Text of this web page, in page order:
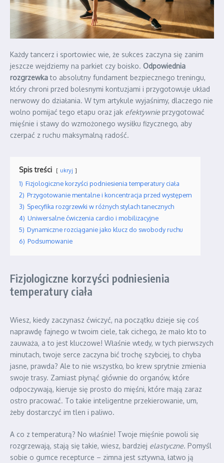
Każdy tancerz i sportowiec wie, że sukces zaczyna się zanim
jeszcze wejdziemy na parkiet czy boisko. Odpowiednia
rozgrzewkato absolutny fundament bezpiecznego treningu,
który chroni przed bolesnymi kontuzjami i przygotowuje układ
nerwowy do działania. W tym artykule wyjaśnimy, dlaczego nie
wolno pomijać tego etapu oraz jak efektywnie przygotować
mięśnie i stawy do wzmożonego wysiłku fizycznego, aby
czerpać z ruchu maksymalną radość.
Spis treści ukryj
1) Fizjologiczne korzyści podniesienia temperatury ciała
2) Przygotowanie mentalne i koncentracja przed występem
3) Specyfika rozgrzewki w różnych stylach tanecznych
4) Uniwersalne ćwiczenia cardio i mobilizacyjne
5) Dynamiczne rozciąganie jako klucz do swobody ruchu
6) Podsumowanie
Fizjologiczne korzyści podniesienia
temperatury ciała
Wiesz, kiedy zaczynasz ćwiczyć, na początku dzieje się coś
naprawdę fajnego w twoim ciele, tak cichego, że mało kto to
zauważa, a to jest kluczowe! Właśnie wtedy, w tych pierwszych
minutach, twoje serce zaczyna bić trochę szybciej, to chyba
jasne, prawda? Ale to nie wszystko, bo krew sprytnie zmienia
swoje trasy. Zamiast płynąć głównie do organów, które
odpoczywają, kieruje się prosto do mięśni, które mają zaraz
ostro pracować. To takie inteligentne przekierowanie, um,
żeby dostarczyć im tlen i paliwo.
A co z temperaturą? No właśnie! Twoje mięśnie powoli się
rozgrzewają, stają się takie, wiesz, bardziej elastyczne. Pomyśl
sobie o gumce recepturce – zimna jest sztywna, łatwo ją